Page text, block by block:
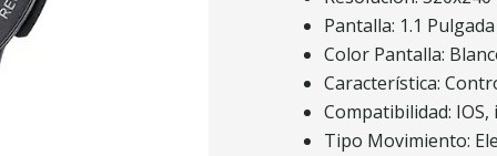
Pantalla: 1.1 Pulgada
Color Pantalla:
Característica:
Compatibilidad: IOS,
Tipo Movimiento: